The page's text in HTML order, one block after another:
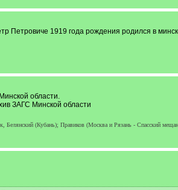
Петровиче 1919 года рождения родился в
области.
ЗАГС Минской области
Белянский (Кубань); Правиков (Москва и Рязань - Спасский